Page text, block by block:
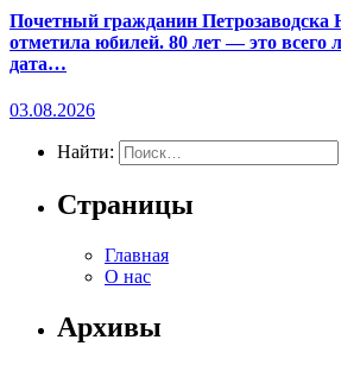
Почетный гражданин Петрозаводска
отметила юбилей. 80 лет — это всего
дата…
03.08.2026
Найти:
Страницы
Главная
О нас
Архивы